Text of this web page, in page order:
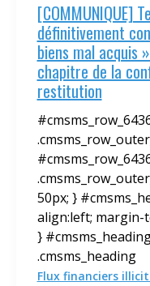
[COMMUNIQUE]
définitivement
biens mal acquis
chapitre de la
restitution
50px; }
align:left; margin-
}
.cmsms_heading
Flux financiers